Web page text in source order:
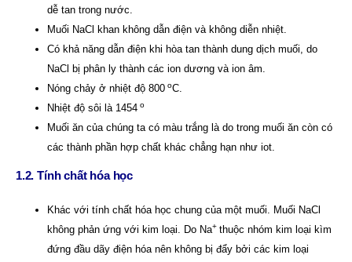
dễ tan trong nước.
Muối NaCl khan không dẫn điện và không diễn nhiệt.
Có khả năng dẫn điện khi hòa tan thành dung dịch muối, do
NaCl bị phân ly thành các ion dương và ion âm.
Nóng chảy ở nhiệt độ 800 oC.
Nhiệt độ sôi là 1454 o
Muối ăn của chúng ta có màu trắng là do trong muối ăn còn có
các thành phần hợp chất khác chẳng hạn như iot.
1.2. Tính chất hóa học
Khác với tính chất hóa học chung của một muối. Muối NaCl
không phản ứng với kim loại. Do Na+ thuộc nhóm kim loại kìm
đứng đầu dãy điện hóa nên không bị đẩy bởi các kim loại